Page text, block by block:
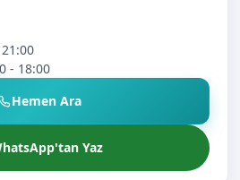
- 18:00
Hemen Ara
Yaz